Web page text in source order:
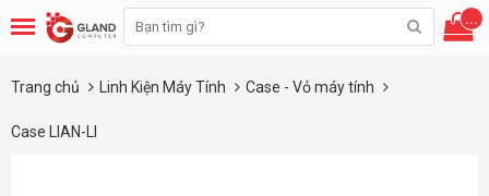
...
Trang chủ Linh Kiện Máy Tính Case - Vỏ máy tính
Case LIAN-LI